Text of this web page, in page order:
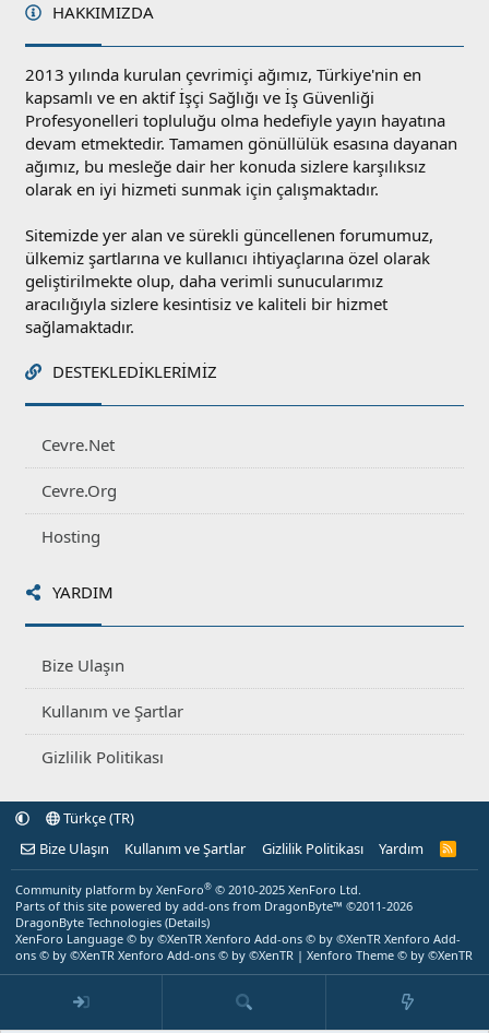
HAKKIMIZDA
2013 yılında kurulan çevrimiçi ağımız, Türkiye'nin en
kapsamlı ve en aktif İşçi Sağlığı ve İş Güvenliği
Profesyonelleri topluluğu olma hedefiyle yayın hayatına
devam etmektedir. Tamamen gönüllülük esasına dayanan
ağımız, bu mesleğe dair her konuda sizlere karşılıksız
olarak en iyi hizmeti sunmak için çalışmaktadır.
Sitemizde yer alan ve sürekli güncellenen forumumuz,
ülkemiz şartlarına ve kullanıcı ihtiyaçlarına özel olarak
geliştirilmekte olup, daha verimli sunucularımız
aracılığıyla sizlere kesintisiz ve kaliteli bir hizmet
sağlamaktadır.
DESTEKLEDIKLERIMIZ
Cevre.Net
Cevre.Org
Hosting
YARDIM
Bize Ulaşın
Kullanım ve Şartlar
Gizlilik Politikası
Türkçe (TR)
Bize Ulaşın
Kullanım ve Şartlar Gizlilik Politikası Yardım
R
Community platform by XenForo® © 2010-2025 XenForo Ltd.
Parts of this site powered by add-ons from DragonByte™ ©2011-2026
DragonByte Technologies (Details)
XenForo Language © by ©XenTR Xenforo Add-ons © by ©XenTR Xenforo Add-
ons © by ©XenTR Xenforo Add-ons © by ©XenTR | Xenforo Theme © by ©XenTR